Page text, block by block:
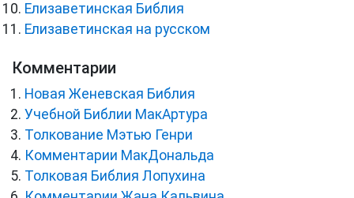
Елизаветинская Библия
Елизаветинская на русском
Комментарии
Новая Женевская Библия
Учебной Библии МакАртура
Толкование Мэтью Генри
Комментарии МакДональда
Толковая Библия Лопухина